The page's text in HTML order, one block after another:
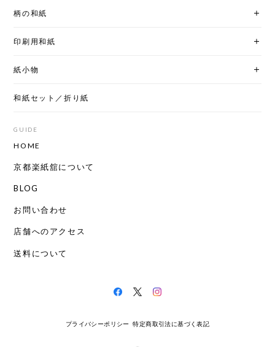
柄の和紙
印刷用和紙
紙小物
和紙セット／折り紙
GUIDE
HOME
京都楽紙舘について
BLOG
お問い合わせ
店舗へのアクセス
送料について
プライバシーポリシー 特定商取引法に基づく表記